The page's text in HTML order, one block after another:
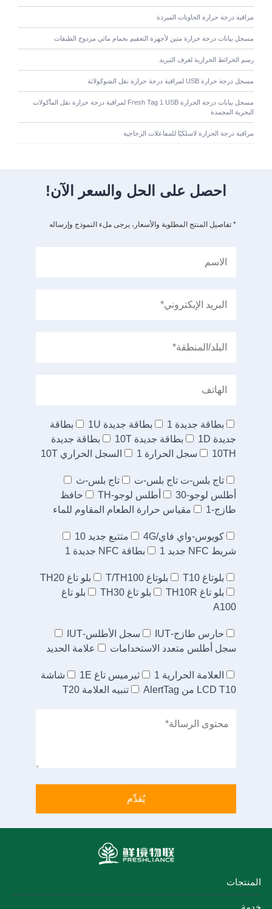
مراقبة درجة حرارة الحاويات المبردة
مسجل بيانات درجة حرارة متين لأجهزة التعقيم بحمام مائي مزدوج الطبقات
رسم الخرائط الحرارية لغرف التبريد
مسجل درجة حرارة USB لمراقبة درجة حرارة نقل الشوكولاتة
مسجل بيانات درجة الحرارة Fresh Tag 1 USB لمراقبة درجة حرارة نقل المأكولات
البحرية المجمدة
مراقبة درجة الحرارة لاسلكيًا للمفاعلات الزجاجية
احصل على الحل والسعر الآن!
* تفاصيل المنتج المطلوبة والأسعار، يرجى ملء النموذج وإرساله
بطاقة جديدة 1 بطاقة جديدة 1U
بطاقة
جديدة 1D
بطاقة جديدة 10T
بطاقة جديدة
10TH
سجل الحرارة 1 السجل الحراري 10T
تاج بلس-ت تاج بلس-ت
تاج بلس-ث
أطلس لوجو-30
أطلس لوجو-TH
حافظ
طازج-1
مقياس حرارة الطعام المقاوم للماء
كويوس-واي فاي/4G
متتبع جديد 10
شريط NFC جديد 1
بطاقة NFC جديدة 1
بلوتاغ T10 بلوتاغ T/TH100
بلو تاغ TH20
بلو تاغ TH10R
بلو تاغ TH30
بلو تاغ
A100
حارس طازج-IUT
سجل الأطلس-IUT
سجل أطلس متعدد الاستخدامات
علامة الحديد
العلامة الحرارية 1 ثيرميس تاغ 1E
شاشة
LCD T10 من AlertTag
تنبيه العلامة T20
المنتجات
خدمة